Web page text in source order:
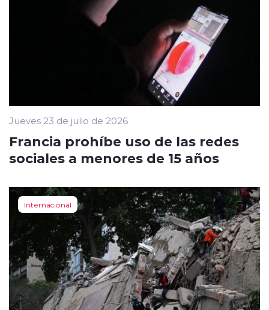
Jueves 23 de julio de 2026
Francia prohíbe uso de las redes
sociales a menores de 15 años
Internacional